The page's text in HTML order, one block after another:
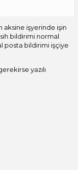
aksine işyerinde işin
bildirimi normal
posta bildirimi işçiye
yazılı